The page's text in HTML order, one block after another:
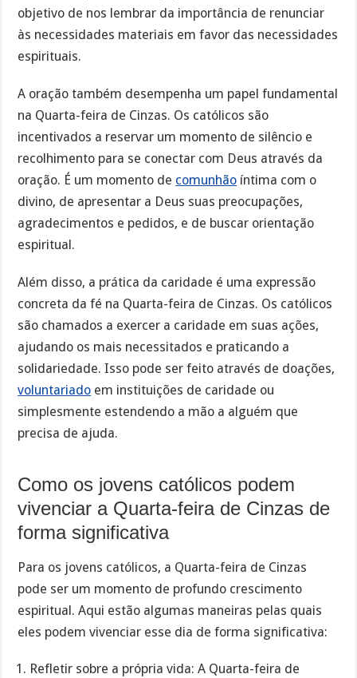
objetivo de nos lembrar da importância de renunciar
às necessidades materiais em favor das necessidades
espirituais.
A oração também desempenha um papel fundamental
na Quarta-feira de Cinzas. Os católicos são
incentivados a reservar um momento de silêncio e
recolhimento para se conectar com Deus através da
oração. É um momento de comunhão íntima com o
divino, de apresentar a Deus suas preocupações,
agradecimentos e pedidos, e de buscar orientação
espiritual.
Além disso, a prática da caridade é uma expressão
concreta da fé na Quarta-feira de Cinzas. Os católicos
são chamados a exercer a caridade em suas ações,
ajudando os mais necessitados e praticando a
solidariedade. Isso pode ser feito através de doações,
voluntariado em instituições de caridade ou
simplesmente estendendo a mão a alguém que
precisa de ajuda.
Como os jovens católicos podem
vivenciar a Quarta-feira de Cinzas de
forma significativa
Para os jovens católicos, a Quarta-feira de Cinzas
pode ser um momento de profundo crescimento
espiritual. Aqui estão algumas maneiras pelas quais
eles podem vivenciar esse dia de forma significativa:
Refletir sobre a própria vida: A Quarta-feira de